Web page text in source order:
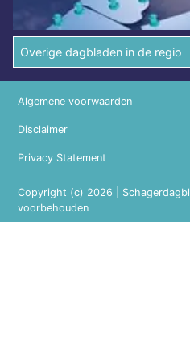
Overige dagbladen in de regio
Copyright (c) 2026 |
voorbehouden
Algemene voorwaarden
Disclaimer
Privacy Statement